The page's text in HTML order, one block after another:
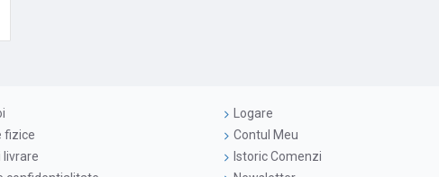
fizice
livrare
Logare
Contul Meu
Istoric Comenzi